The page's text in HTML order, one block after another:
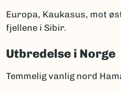
Europa, Kaukasus, mot
fjellene i Sibir.
Utbredelse i Norge
Temmelig vanlig nord